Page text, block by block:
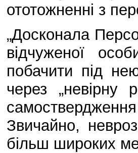
ототожненні з
„Досконала
відчуженої
побачити під
через „невірну
самоствердження
Звичайно,
більш широких